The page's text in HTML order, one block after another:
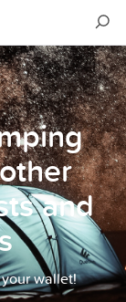
and
wallet!